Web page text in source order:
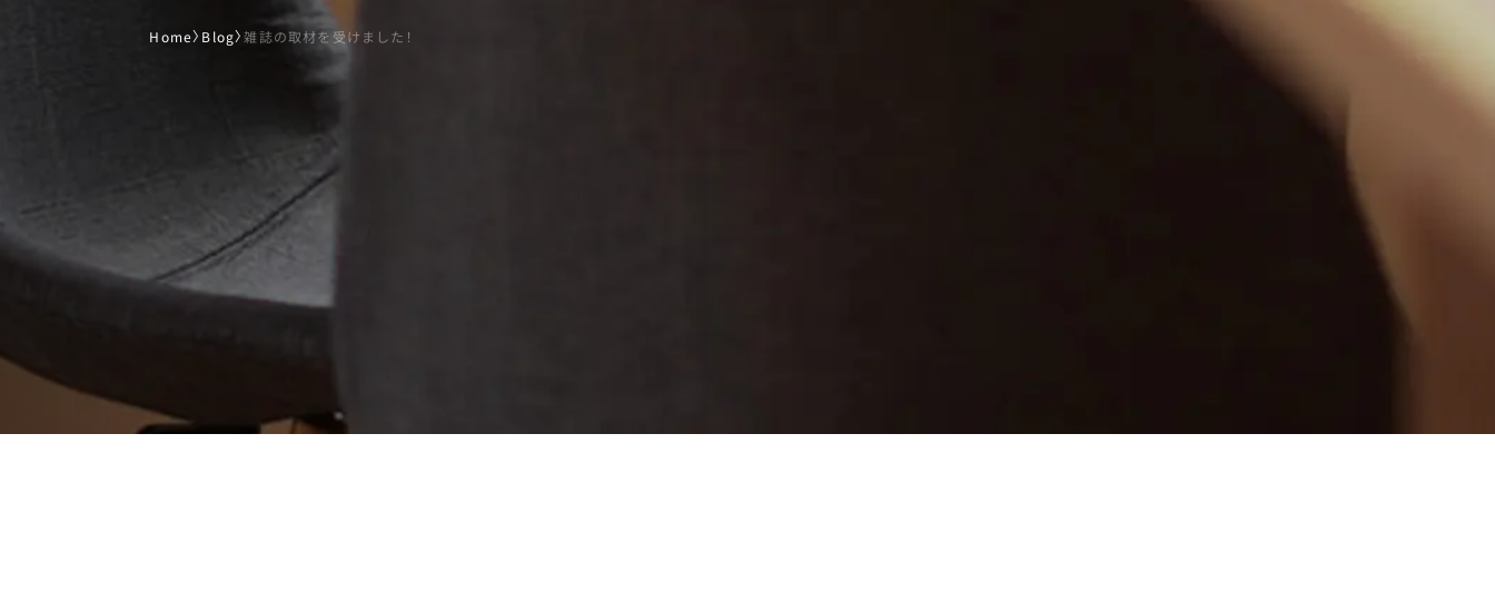
Home〉 Blog〉雑誌の取材を受けました！